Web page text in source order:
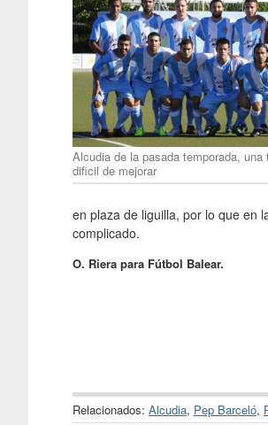
Alcudia de la pasada temporada, una
dificil de mejorar
en plaza de liguilla, por lo que en
complicado.
O. Riera para Fútbol Balear.
Relacionados: Alcudia, Pep Barceló,